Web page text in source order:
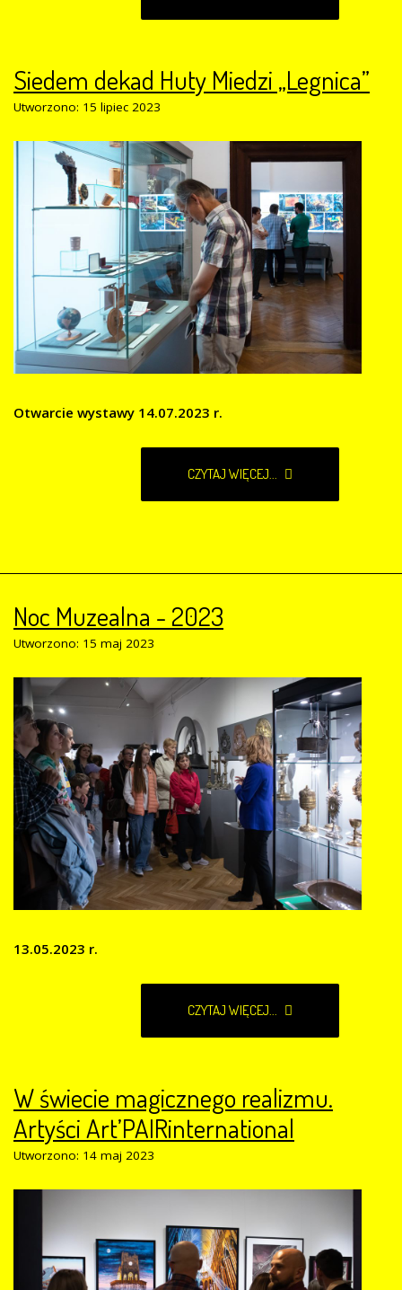
Siedem dekad Huty Miedzi „Legnica”
Utworzono: 15 lipiec 2023
Otwarcie wystawy 14.07.2023 r.
CZYTAJ WIĘCEJ...
Noc Muzealna - 2023
Utworzono: 15 maj 2023
13.05.2023 r.
CZYTAJ WIĘCEJ...
W świecie magicznego realizmu.
Artyści Art’PAIRinternational
Utworzono: 14 maj 2023